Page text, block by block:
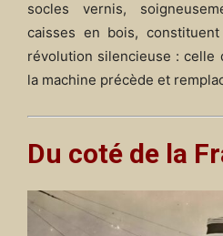
socles vernis,
caisses en bois, constituent
révolution silencieuse : celle
la machine précède et
Du coté de la